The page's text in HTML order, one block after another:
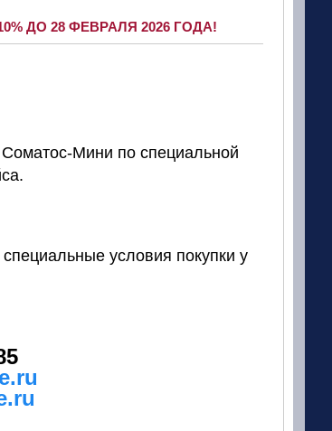
ДО 28 ФЕВРАЛЯ 2026 ГОДА!
Мини по специальной
условия покупки у